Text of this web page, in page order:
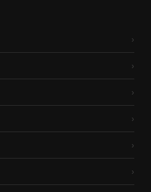
›
›
›
›
›
›